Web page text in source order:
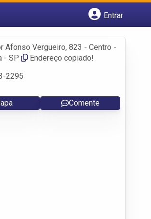
Entrar
Afonso Vergueiro, 823 - Centro -
- SP
Endereço copiado!
2295
Comente